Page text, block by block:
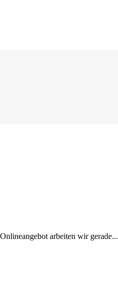
arbeiten wir gerade...